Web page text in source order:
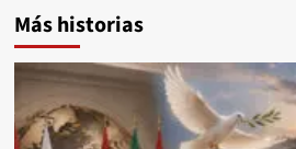
Más historias